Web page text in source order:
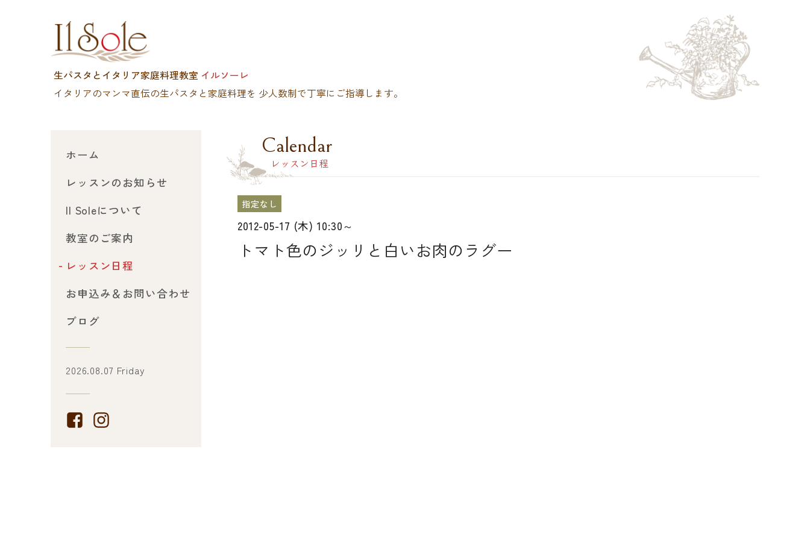
生パスタとイタリア家庭料理教室 イルソーレ
イタリアのマンマ直伝の生パスタと家庭料理を 少人数制で丁寧にご指導します。
ホーム
レッスンのお知らせ
Il Soleについて
教室のご案内
レッスン日程
お申込み＆お問い合わせ
ブログ
2026.08.07 Friday
Calendar
レッスン日程
指定なし
2012-05-17 (木) 10:30～
トマト色のジッリと白いお肉のラグー